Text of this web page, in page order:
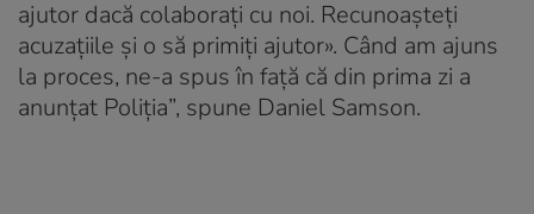
ajutor dacă colaborați cu noi. Recunoașteți
acuzațiile și o să primiți ajutor». Când am ajuns
la proces, ne-a spus în față că din prima zi a
anunțat Poliția”, spune Daniel Samson.